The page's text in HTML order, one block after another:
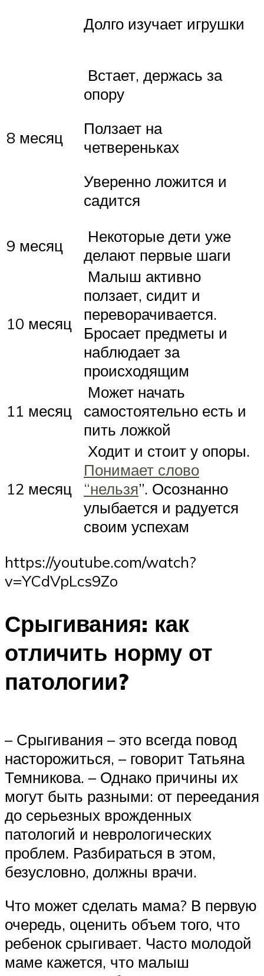
Долго изучает игрушки
8 месяц
Встает, держась за
опору
Ползает на
четвереньках
Уверенно ложится и
садится
9 месяц
Некоторые дети уже
делают первые шаги
10 месяц
Малыш активно
ползает, сидит и
переворачивается.
Бросает предметы и
наблюдает за
происходящим
11 месяц
Может начать
самостоятельно есть и
пить ложкой
12 месяц
Ходит и стоит у опоры.
Понимает слово
“нельзя”. Осознанно
улыбается и радуется
своим успехам
https://youtube.com/watch?
v=YCdVpLcs9Zo
Срыгивания: как
отличить норму от
патологии?
– Срыгивания – это всегда повод
насторожиться, – говорит Татьяна
Темникова. – Однако причины их
могут быть разными: от переедания
до серьезных врожденных
патологий и неврологических
проблем. Разбираться в этом,
безусловно, должны врачи.
Что может сделать мама? В первую
очередь, оценить объем того, что
ребенок срыгивает. Часто молодой
маме кажется, что малыш